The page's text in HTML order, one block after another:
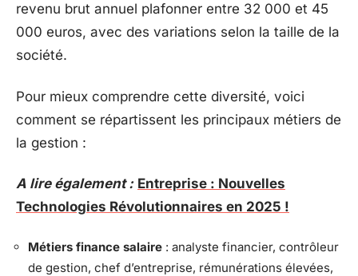
revenu brut annuel plafonner entre 32 000 et 45
000 euros, avec des variations selon la taille de la
société.
Pour mieux comprendre cette diversité, voici
comment se répartissent les principaux métiers de
la gestion :
A lire également : Entreprise : Nouvelles
Technologies Révolutionnaires en 2025 !
Métiers finance salaire : analyste financier, contrôleur
de gestion, chef d’entreprise, rémunérations élevées,